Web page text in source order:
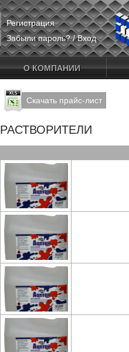
Регистрация
Забыли пароль?/Вход
О КОМПАНИИ
Скачать прайс-лист
РАСТВОРИТЕЛИ